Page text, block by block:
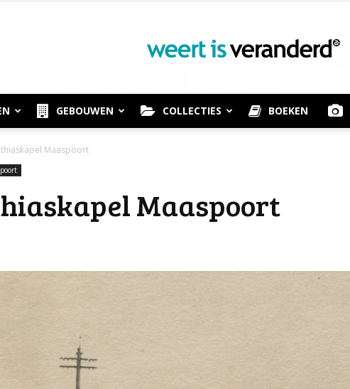
Weert
is
GEBOUWEN COLLECTIES BOEKEN
Maaspoort
Maaspoort